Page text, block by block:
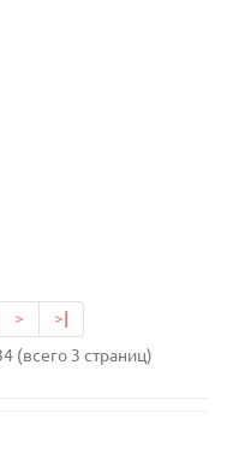
>
>|
(всего 3 страниц)